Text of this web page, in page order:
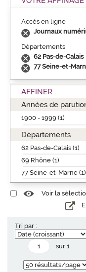
Accès en ligne
Journaux
Départements
62 Pas-de-Calais
77 Seine-et-
AFFINER
Années de
1900 - 1999 (1)
Départements
62 Pas-de-Calais (1)
69 Rhône (1)
77 Seine-et-Marne (1)
Voir la
Tri par :
sur 1